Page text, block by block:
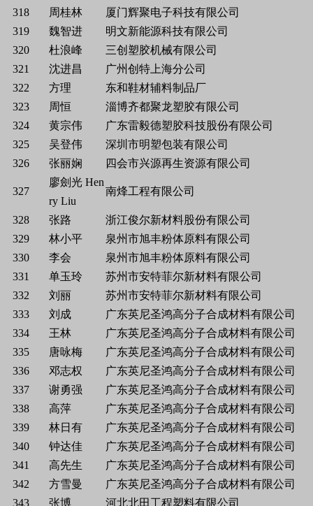
318
周桂林
厦门辉聚电子科技有限公司
319
魏智进
明文新能源科技有限公司
320
杜浪峰
三创塑胶机械有限公司
321
沈进昌
广州创特上海分公司
322
方理
东和鞋材辅料制品厂
323
周恒
淄博齐都聚龙塑胶有限公司
324
黄宗伟
广东雷毅德塑胶科技股份有限公司
325
吴登伟
深圳市明塑包装有限公司
326
张丽娴 四会市兴源再生资源有限公司
327
廖劍光 Hen
ry Liu
南烽工程有限公司
328 张路
浙江俊尔新材料股份有限公司
329
林小平
泉州市旭丰粉体原料有限公司
330
李会
泉州市旭丰粉体原料有限公司
331
单玉玲
苏州市安特菲尔新材料有限公司
332
刘丽
苏州市安特菲尔新材料有限公司
333
刘成
广东英尼圣鸿高分子合成材料有限公司
334
王林
广东英尼圣鸿高分子合成材料有限公司
335
唐咏梅
广东英尼圣鸿高分子合成材料有限公司
336
邓志权
广东英尼圣鸿高分子合成材料有限公司
337
谢勇强
广东英尼圣鸿高分子合成材料有限公司
338
高萍
广东英尼圣鸿高分子合成材料有限公司
339
林日有
广东英尼圣鸿高分子合成材料有限公司
340
钟达佳
广东英尼圣鸿高分子合成材料有限公司
341
高先生
广东英尼圣鸿高分子合成材料有限公司
342
方雪曼
广东英尼圣鸿高分子合成材料有限公司
343
张博 河北北田工程塑料有限公司